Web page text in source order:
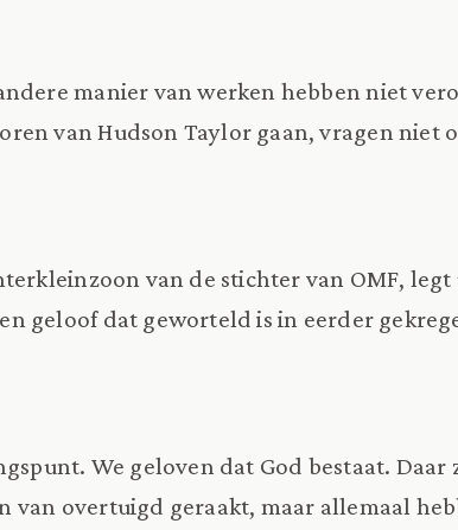
manier van werken hebben niet
van Hudson Taylor gaan, vragen niet
van de stichter van OMF,
geloof dat geworteld is in eerder
We geloven dat God bestaat. Daar
van overtuigd geraakt, maar allemaal